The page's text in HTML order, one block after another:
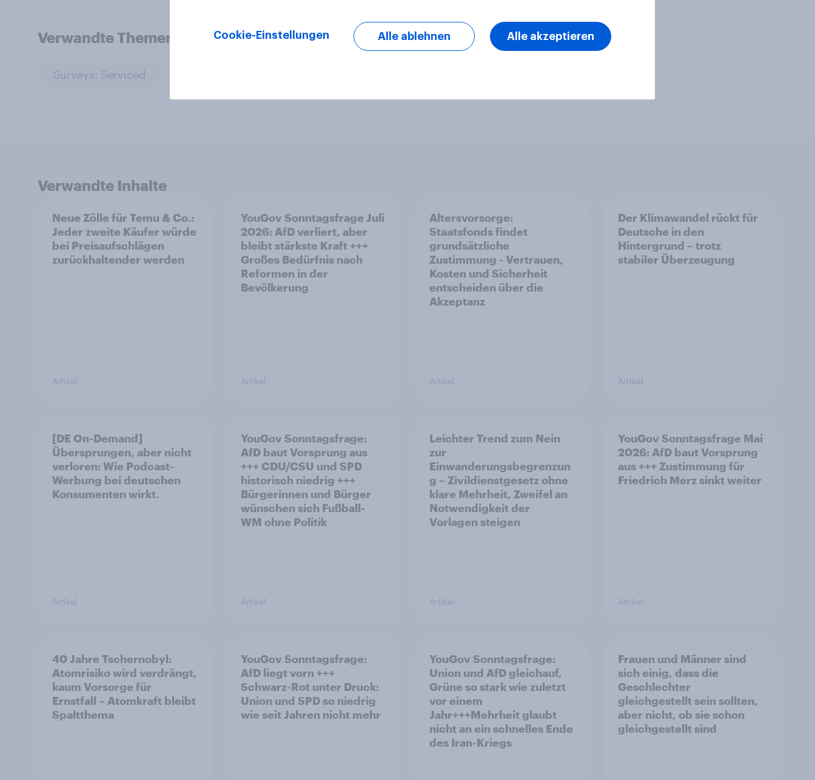
Verwandte Themen
Surveys: Serviced
Verwandte Inhalte
Neue Zölle für Temu & Co.:
Jeder zweite Käufer würde
bei Preisaufschlägen
zurückhaltender werden
Artikel
YouGov Sonntagsfrage Juli
2026: AfD verliert, aber
bleibt stärkste Kraft +++
Großes Bedürfnis nach
Reformen in der
Bevölkerung
Artikel
Altersvorsorge:
Staatsfonds findet
grundsätzliche
Zustimmung - Vertrauen,
Kosten und Sicherheit
entscheiden über die
Akzeptanz
Artikel
Der Klimawandel rückt für
Deutsche in den
Hintergrund – trotz
stabiler Überzeugung
Artikel
[DE On-Demand]
Übersprungen, aber nicht
verloren: Wie Podcast-
Werbung bei deutschen
Konsumenten wirkt.
Artikel
YouGov Sonntagsfrage:
AfD baut Vorsprung aus
+++ CDU/CSU und SPD
historisch niedrig +++
Bürgerinnen und Bürger
wünschen sich Fußball-
WM ohne Politik
Artikel
Leichter Trend zum Nein
zur
Einwanderungsbegrenzun
g – Zivildienstgesetz ohne
klare Mehrheit, Zweifel an
Notwendigkeit der
Vorlagen steigen
Artikel
YouGov Sonntagsfrage Mai
2026: AfD baut Vorsprung
aus +++ Zustimmung für
Friedrich Merz sinkt weiter
Artikel
40 Jahre Tschernobyl:
Atomrisiko wird verdrängt,
kaum Vorsorge für
Ernstfall – Atomkraft bleibt
Spaltthema
YouGov Sonntagsfrage:
AfD liegt vorn +++
Schwarz-Rot unter Druck:
Union und SPD so niedrig
wie seit Jahren nicht mehr
YouGov Sonntagsfrage:
Union und AfD gleichauf,
Grüne so stark wie zuletzt
vor einem
Jahr+++Mehrheit glaubt
nicht an ein schnelles Ende
des Iran-Kriegs
Frauen und Männer sind
sich einig, dass die
Geschlechter
gleichgestellt sein sollten,
aber nicht, ob sie schon
gleichgestellt sind
Cookie-Einstellungen Alle ablehnen Alle akzeptieren